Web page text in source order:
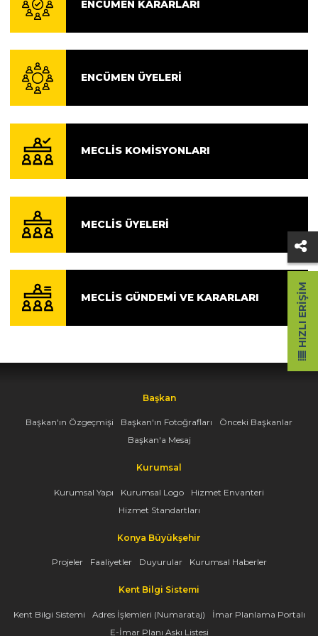
ENCÜMEN KARARLARI
ENCÜMEN ÜYELERI
MECLIS KOMISYONLARI
MECLIS ÜYELERI
MECLIS GÜNDEMI VE KARARLARI
Başkan
Başkan'ın Özgeçmişi Başkan'ın Fotoğrafları
Önceki Başkanlar
Başkan'a Mesaj
Kurumsal
Kurumsal Yapı Kurumsal Logo
Hizmet Envanteri
Hizmet Standartları
Konya Büyükşehir
Projeler Faaliyetler Duyurular Kurumsal Haberler
Kent Bilgi Sistemi
Kent Bilgi Sistemi Adres İşlemleri (Numarataj)
İmar Planlama Portalı
E-İmar Planı Askı Listesi
HIZLI ERIŞIM